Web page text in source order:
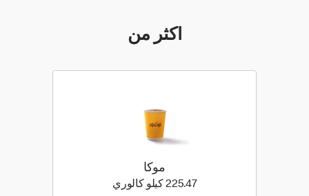
أكثر من
موكا
225.47 كيلو كالوري